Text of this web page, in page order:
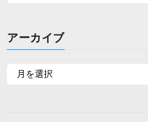
アーカイブ